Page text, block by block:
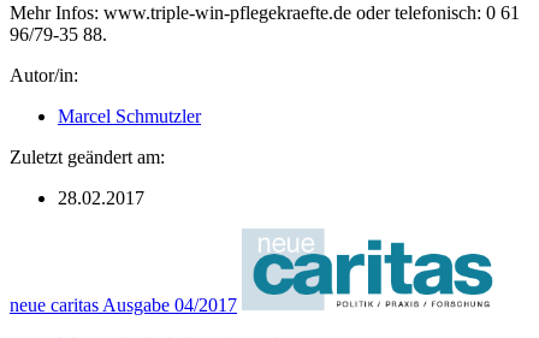
Mehr Infos: www.triple-win-pflegekraefte.de oder telefonisch: 0 61
96/79-35 88.
Autor/in:
Marcel Schmutzler
Zuletzt geändert am:
28.02.2017
neue caritas Ausgabe 04/2017